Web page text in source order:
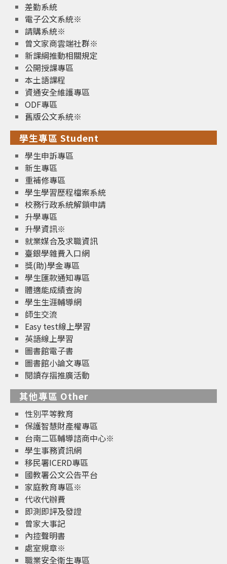
差勤系統
電子公文系統※
請購系統※
曾文家商雲端社群※
新課綱推動相關規定
公開授課專區
本土語課程
資通安全維護專區
ODF專區
舊版公文系統※
學生專區 Student
學生申訴專區
新生專區
重補修專區
學生學習歷程檔案系統
校務行政系統解鎖申請
升學專區
升學資訊※
就業媒合及求職資訊
臺銀學雜費入口網
獎(助)學金專區
學生匯款通知專區
體適能成績查詢
學生生涯輔導網
師生交流
Easy test線上學習
英語線上學習
圖書館電子書
圖書館小論文專區
閱讀存摺推廣活動
其他專區 Other
性別平等教育
保護智慧財產權專區
台南二區輔導諮商中心※
學生事務資訊網
移民署ICERD專區
國教署公文公告平台
家庭教育專區※
代收代辦費
即測即評及發證
曾家大事記
內控聲明書
處室規章※
職業安全衛生專區